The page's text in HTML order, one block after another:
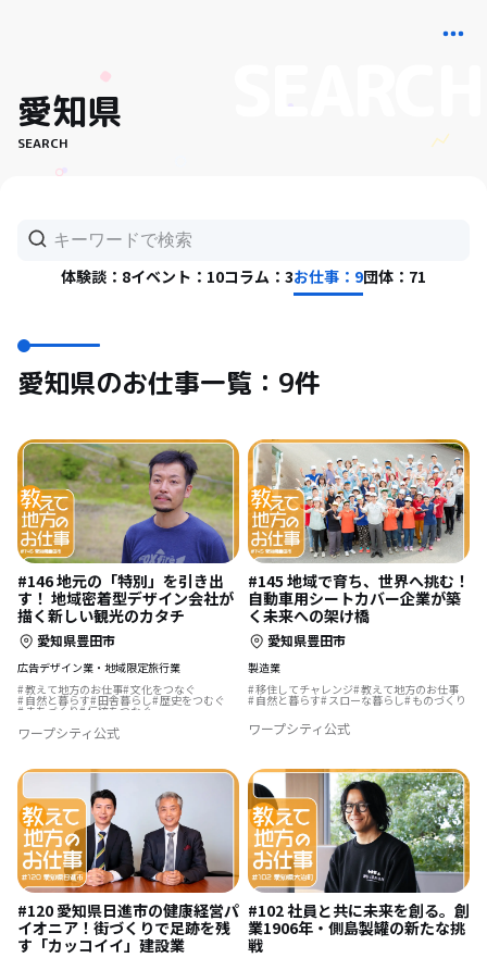
愛知県
SEARCH
体験談：8イベント：10コラム：3お仕事：9団体：71
愛知県のお仕事一覧：9件
#146 地元の「特別」を引き出
す！ 地域密着型デザイン会社が
描く新しい観光のカタチ
愛知県豊田市
広告デザイン業・地域限定旅行業
教えて地方のお仕事 文化をつなぐ
自然と暮らす 田舎暮らし 歴史をつむぐ
まちづくり 伝統をつなぐ
ワープシティ公式
#145 地域で育ち、世界へ挑む！
自動車用シートカバー企業が築
く未来への架け橋
愛知県豊田市
製造業
移住してチャレンジ 教えて地方のお仕事
自然と暮らす スローな暮らし ものづくり
ワープシティ公式
#120 愛知県日進市の健康経営パ
イオニア！街づくりで足跡を残
す「カッコイイ」建設業
#102 社員と共に未来を創る。創
業1906年・側島製罐の新たな挑
戦